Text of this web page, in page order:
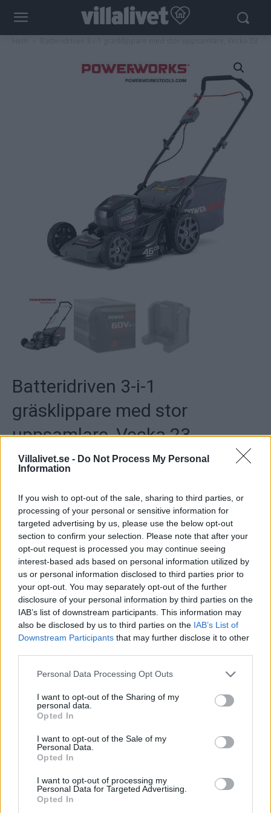
Villalivet.se - Do Not Process My Personal
Information
If you wish to opt-out of the sale, sharing to third parties, or
processing of your personal or sensitive information for
targeted advertising by us, please use the below opt-out
section to confirm your selection. Please note that after your
opt-out request is processed you may continue seeing
interest-based ads based on personal information utilized by
us or personal information disclosed to third parties prior to
your opt-out. You may separately opt-out of the further
disclosure of your personal information by third parties on the
IAB’s list of downstream participants. This information may
also be disclosed by us to third parties on the IAB’s List of
Downstream Participants that may further disclose it to other
Personal Data Processing Opt Outs
I want to opt-out of the Sharing of my
personal data.
Opted In
I want to opt-out of the Sale of my
Personal Data.
Opted In
I want to opt-out of processing my
Personal Data for Targeted Advertising.
Opted In
Batteridriven 3-i-1
gräsklippare med stor
uppsamlare, Vecka 23
Värde: 4 299 kr
Beskrivning
Beskrivning
Powerworks gräsklippare med 46
cm klippbredd
Värde: 4 299 kr
bredd på 46 cm har prestandan att få jobbet gjort med
frihet av trådlös klippning. Den har en DigiPro borstlös
är mångsidig med en 3 i 1 funktion för mulchning,
uppsamling och sidtömning. Gräsuppsamlaren rymmer 55
liter vilket ger användaren mer tid tillägnad åt klippning och
en reducerad mängd tid för att tömma behållaren. .
Powerworks – endless power.